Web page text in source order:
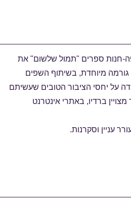
חנות ספרים "תמול שלשום" את
מיוחדת, בשיתוף השפים
על יחסי הציבור הטובים שעשיתם
ברדיו, באתרי אינטרנט
עניין וסקרנות.